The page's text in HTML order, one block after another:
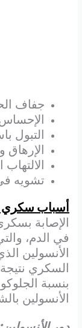
جفاف
التبول
الإرهاق
تشويه
أسباب سكري
الإصابة
في الدم،
الأنسولين
السكري
بنسبة
الأنسولين